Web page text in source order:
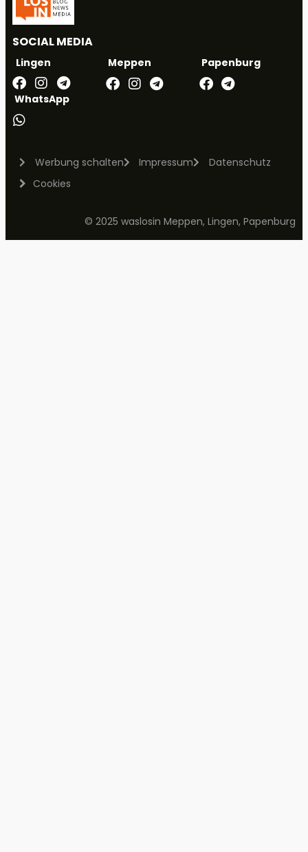
SOCIAL MEDIA
Lingen Meppen Papenburg
WhatsApp
Werbung schalten Impressum
Datenschutz
Cookies
© 2025 waslosin Meppen, Lingen, Papenburg